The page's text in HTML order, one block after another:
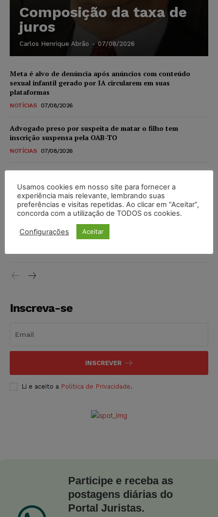
Composição da taxa de
juros
Carlos Henrique Abrão - 07/08/2026
Meta é alvo de denúncia após anúncios com conteúdo
sexual infantil gerado por IA circularem em suas
plataformas
NOTÍCIAS 07/08/2026
Advogado preso por suspeita de matar o filho tem
inscrição suspensa pela OAB-TO
NOTÍCIAS 07/08/2026
novos para pessoas com deficiência e autistas de todos os
níveis
DIREITO TRIBUTÁRIO 07/08/2026
Justiça do Trabalho mantém justa causa de empregado que
vendia canetas emagrecedoras no local de trabalho
Inscreva-se
INSCREVER
Li e aceito a Política de Privacidade.
Participe e receba as
postagens diárias do
Portal Juristas.
Usamos cookies em nosso site para fornecer a
experiência mais relevante, lembrando suas
preferências e visitas repetidas. Ao clicar em “Aceitar”,
concorda com a utilização de TODOS os cookies.
Configurações Aceitar